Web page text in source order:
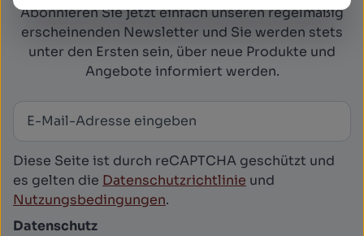
Abonnieren Sie jetzt einfach unseren regelmäßig
erscheinenden Newsletter und Sie werden stets
unter den Ersten sein, über neue Produkte und
Angebote informiert werden.
Newsletter abonnieren
Diese Seite ist durch reCAPTCHA geschützt und
es gelten die Datenschutzrichtlinie und
Nutzungsbedingungen.
Datenschutz